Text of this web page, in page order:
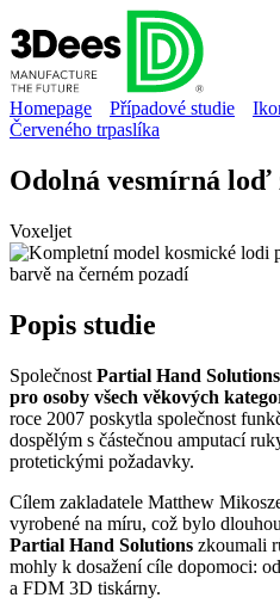
Homepage Případové studie
Červeného trpaslíka
Odolná vesmírná loď
Voxeljet
Popis studie
Společnost Partial Hand Solutions
pro osoby všech věkových
roce 2007 poskytla společnost
dospělým s částečnou amputací
protetickými požadavky.
Cílem zakladatele Matthew
vyrobené na míru, což bylo
Partial Hand Solutions zkoumali
mohly k dosažení cíle dopomoci:
a FDM 3D tiskárny.